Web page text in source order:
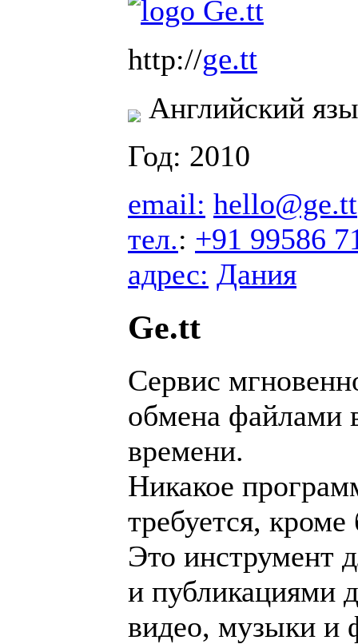
http://ge.tt
Английский
Год: 2010
email: hello@ge.tt
тел.: +91 99586
адрес: Дания
Ge.tt
Сервис
обмена файлами
времени.
Никакое
требуется, кроме
Это инструмент
и публикациями
видео, музыки и